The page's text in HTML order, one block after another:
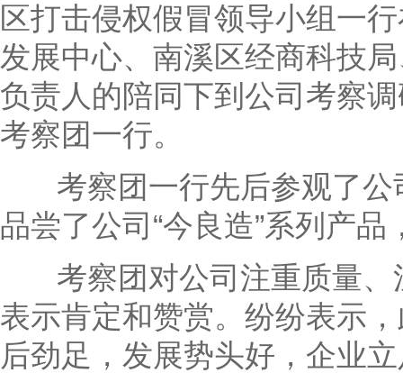
区打击侵权假冒领导小组一
发展中心、南溪区经商科技
负责人的陪同下到公司考察
考察团一行。
考察团一行先后参观了公
品尝了公司“今良造”系列产
考察团对公司注重质量、
表示肯定和赞赏。纷纷表示
后劲足，发展势头好，企业